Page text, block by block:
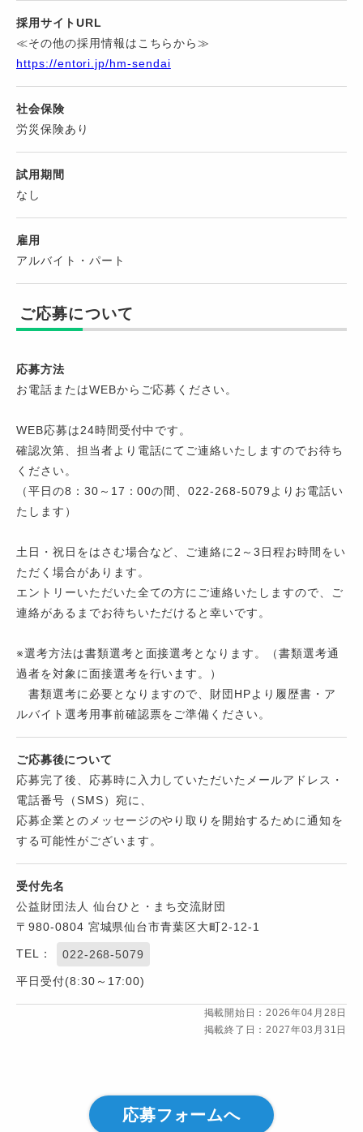
採用サイトURL
≪その他の採用情報はこちらから≫
https://entori.jp/hm-sendai
社会保険
労災保険あり
試用期間
なし
雇用
アルバイト・パート
ご応募について
応募方法
お電話またはWEBからご応募ください。
WEB応募は24時間受付中です。
確認次第、担当者より電話にてご連絡いたしますのでお待ち
ください。
（平日の8：30～17：00の間、022-268-5079よりお電話い
たします）
土日・祝日をはさむ場合など、ご連絡に2～3日程お時間をい
ただく場合があります。
エントリーいただいた全ての方にご連絡いたしますので、ご
連絡があるまでお待ちいただけると幸いです。
※選考方法は書類選考と面接選考となります。（書類選考通
過者を対象に面接選考を行います。）
書類選考に必要となりますので、財団HPより履歴書・ア
ルバイト選考用事前確認票をご準備ください。
ご応募後について
応募完了後、応募時に入力していただいたメールアドレス・
電話番号（SMS）宛に、
応募企業とのメッセージのやり取りを開始するために通知を
する可能性がございます。
受付先名
公益財団法人 仙台ひと・まち交流財団
〒980-0804 宮城県仙台市青葉区大町2-12-1
TEL： 022-268-5079
平日受付(8:30～17:00)
掲載開始日：2026年04月28日
掲載終了日：2027年03月31日
応募フォームへ